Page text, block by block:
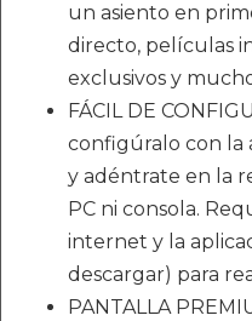
un asiento en
directo, películas
exclusivos y
FÁCIL DE
configúralo con la
y adéntrate en la
PC ni consola.
internet y la
descargar) para
PANTALLA